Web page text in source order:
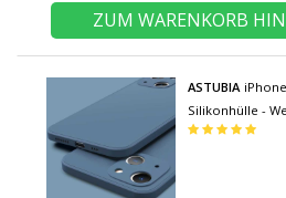
ZUM WARENKORB
ASTUBIA
Silikonhülle -
Abdeckung, blau